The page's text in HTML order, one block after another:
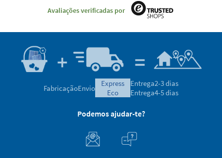
Avaliações verificadas por
FabricaçãoEnvio
express
eco
Entrega2-3 dias
Entrega4-5 dias
Podemos ajudar-te?